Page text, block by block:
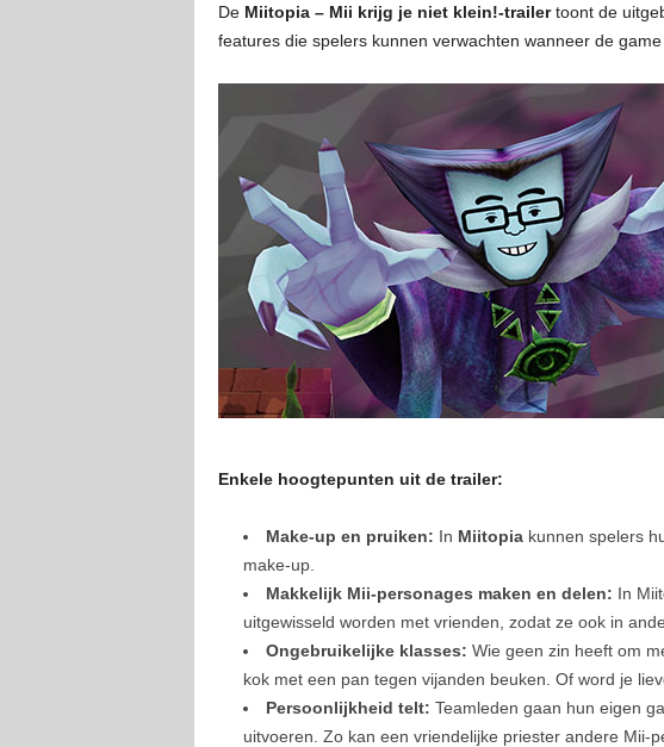
De Miitopia – Mii krijg je niet klein!-trailertoont de
features die spelers kunnen verwachten wanneer de
Enkele hoogtepunten uit de trailer:
Make-up en pruiken: In Miitopia kunnen spelers
make-up.
Makkelijk Mii-personages maken en delen: In
uitgewisseld worden met vrienden, zodat ze ook in
Ongebruikelijke klasses: Wie geen zin heeft om
kok met een pan tegen vijanden beuken. Of word je
Persoonlijkheid telt: Teamleden gaan hun eigen
uitvoeren. Zo kan een vriendelijke priester andere Mii-